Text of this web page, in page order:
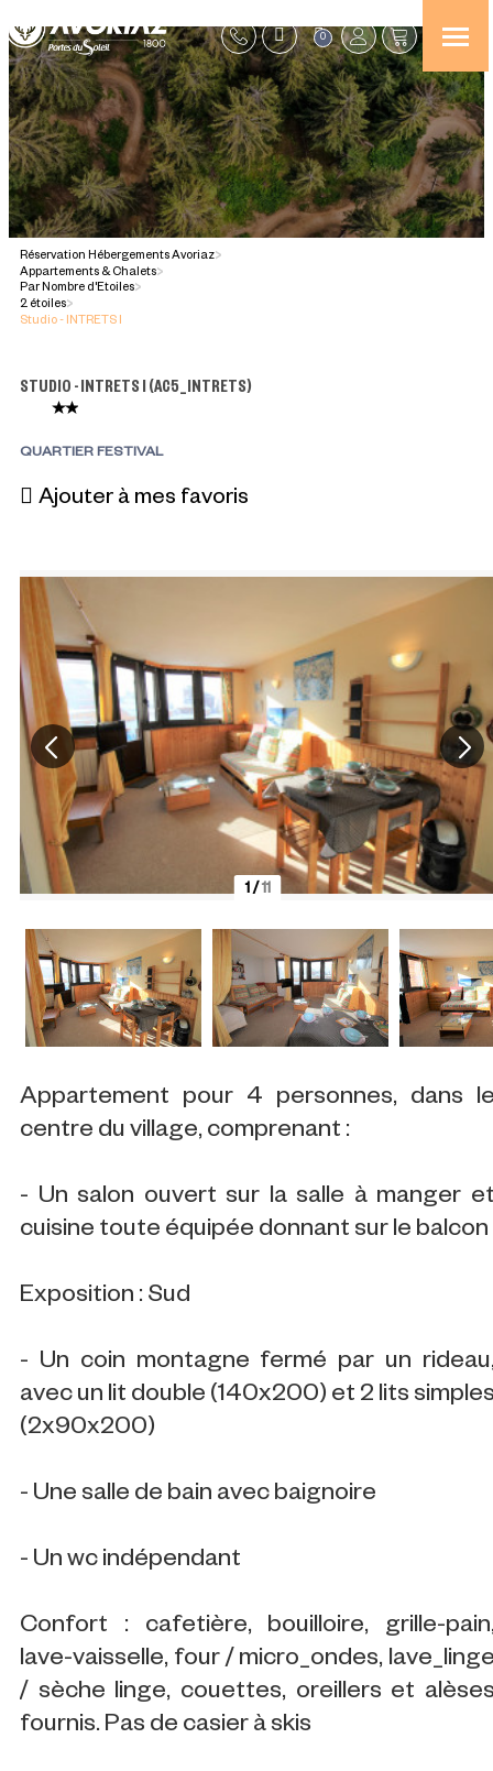
0
Réservation Hébergements Avoriaz>
Appartements & Chalets>
Par Nombre d'Etoiles>
2 étoiles>
Studio - INTRETS I
STUDIO - INTRETS I(AC5_INTRETS)
QUARTIER FESTIVAL
Ajouter à mes favoris
1/11
Appartement pour 4 personnes, dans
centre du village, comprenant :
- Un salon ouvert sur la salle à manger
cuisine toute équipée donnant sur le balcon
Exposition : Sud
- Un coin montagne fermé par un
avec un lit double (140x200) et 2 lits
(2x90x200)
- Une salle de bain avec baignoire
- Un wc indépendant
Confort : cafetière, bouilloire, grille-
lave-vaisselle, four / micro_ondes,
/ sèche linge, couettes, oreillers et
fournis. Pas de casier à skis